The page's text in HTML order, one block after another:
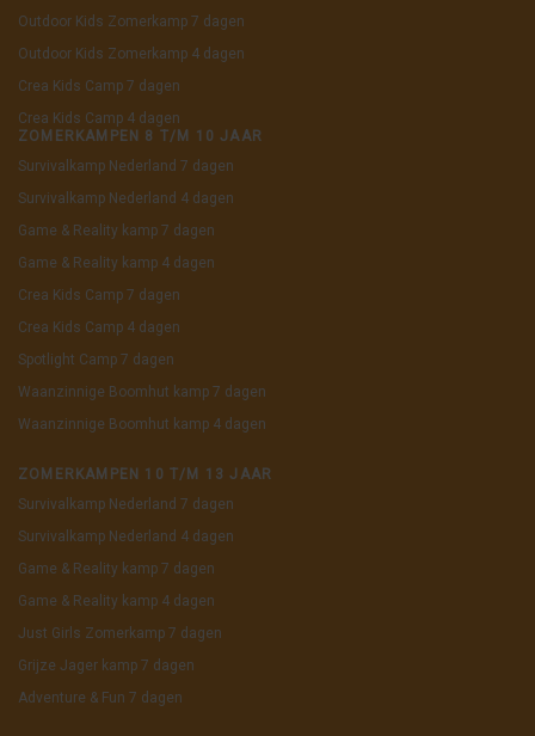
Outdoor Kids Zomerkamp 7 dagen
Outdoor Kids Zomerkamp 4 dagen
Crea Kids Camp 7 dagen
Crea Kids Camp 4 dagen
ZOMERKAMPEN 8 T/M 10 JAAR
Survivalkamp Nederland 7 dagen
Survivalkamp Nederland 4 dagen
Game & Reality kamp 7 dagen
Game & Reality kamp 4 dagen
Crea Kids Camp 7 dagen
Crea Kids Camp 4 dagen
Spotlight Camp 7 dagen
Waanzinnige Boomhut kamp 7 dagen
Waanzinnige Boomhut kamp 4 dagen
ZOMERKAMPEN 10 T/M 13 JAAR
Survivalkamp Nederland 7 dagen
Survivalkamp Nederland 4 dagen
Game & Reality kamp 7 dagen
Game & Reality kamp 4 dagen
Just Girls Zomerkamp 7 dagen
Grijze Jager kamp 7 dagen
Adventure & Fun 7 dagen